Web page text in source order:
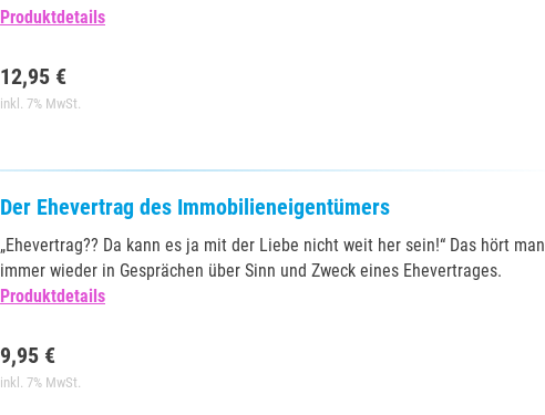
Produktdetails
12,95 €
inkl. 7% MwSt.
Der Ehevertrag des Immobilieneigentümers
„Ehevertrag?? Da kann es ja mit der Liebe nicht weit her sein!“ Das hört man
immer wieder in Gesprächen über Sinn und Zweck eines Ehevertrages.
Produktdetails
9,95 €
inkl. 7% MwSt.